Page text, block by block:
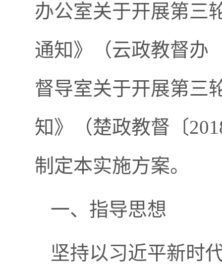
办公室关于开展第三
通知》（云政教督办
督导室关于开展第三
知》（楚政教督〔
制定本实施方案。
一、指导思想
坚持以习近平新时